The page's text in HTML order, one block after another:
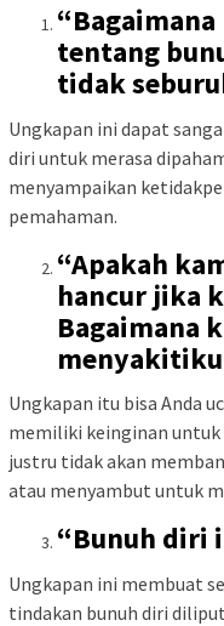
tentang
tidak
Ungkapan ini dapat
diri untuk merasa
menyampaikan
pemahaman.
“Apakah
hancur jika
Bagaimana
Ungkapan itu bisa Anda
memiliki keinginan untuk
justru tidak akan
atau menyambut untuk
“Bunuh diri
Ungkapan ini membuat
tindakan bunuh diri